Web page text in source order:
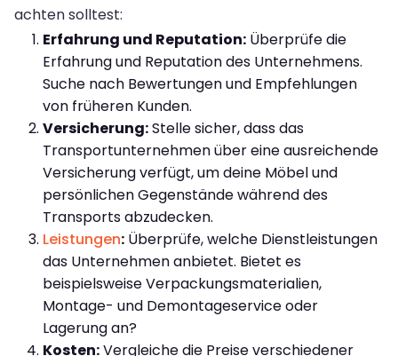
achten solltest:
Erfahrung und Reputation: Überprüfe die
Erfahrung und Reputation des Unternehmens.
Suche nach Bewertungen und Empfehlungen
von früheren Kunden.
Versicherung:Stelle sicher, dass das
Transportunternehmen über eine ausreichende
Versicherung verfügt, um deine Möbel und
persönlichen Gegenstände während des
Transports abzudecken.
Leistungen: Überprüfe, welche Dienstleistungen
das Unternehmen anbietet. Bietet es
beispielsweise Verpackungsmaterialien,
Montage- und Demontageservice oder
Lagerung an?
Kosten:Vergleiche die Preise verschiedener